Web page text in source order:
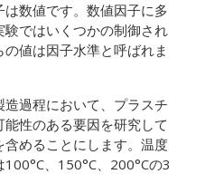
数値です。数値因子に多
験ではいくつかの制御され
値は因子水準と呼ばれま
過程において、プラスチ
性のある要因を研究して
めることにします。温度
、150°C、200°Cの3